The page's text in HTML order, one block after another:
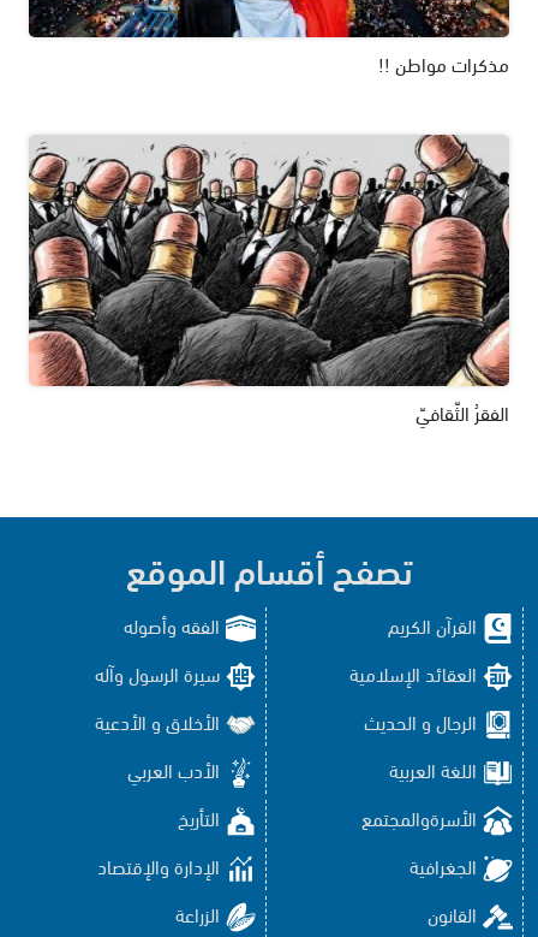
مذكرات مواطن !!
الفقرُ الثّقافيّ
تصفح أقسام الموقع
القرآن الكريم
الفقه وأصوله
العقائد الإسلامية
سيرة الرسول وآله
الرجال و الحديث
الأخلاق و الأدعية
اللغة العربية
الأدب العربي
الأسرةوالمجتمع
التأريخ
الجغرافية
الإدارة والإقتصاد
القانون
الزراعة